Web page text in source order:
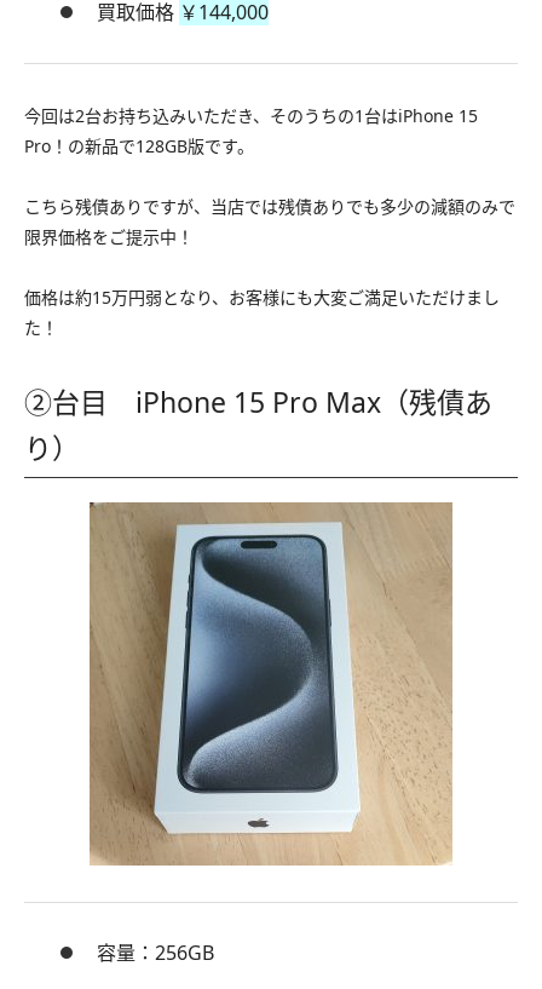
買取価格 ￥144,000
今回は2台お持ち込みいただき、そのうちの1台はiPhone 15
Pro！の新品で128GB版です。
こちら残債ありですが、当店では残債ありでも多少の減額のみで
限界価格をご提示中！
価格は約15万円弱となり、お客様にも大変ご満足いただけまし
た！
②台目 iPhone 15 Pro Max（残債あ
り）
容量：256GB